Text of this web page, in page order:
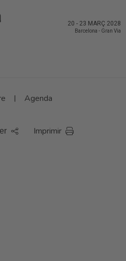
20 - 23 MARÇ 2028
Barcelona - Gran Via
| Agenda
Imprimir